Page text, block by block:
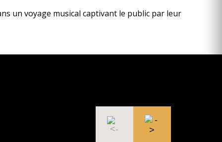
un voyage musical captivant le public par leur